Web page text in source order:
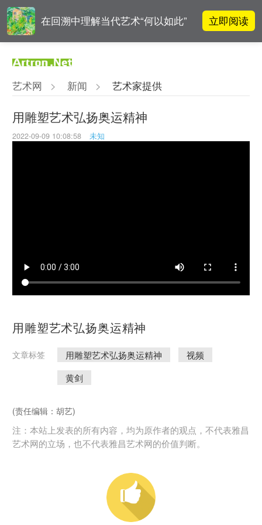
在回溯中理解当代艺术“何以如此” 立即阅读
影响力榜单
对话 | 在开放和自由中确立艺术价
值
吕晓：北京画院两个中心十年 跨学
立即阅读
艺术网 > 新闻 > 艺术家提供
用雕塑艺术弘扬奥运精神
2022-09-09 10:08:58 未知
用雕塑艺术弘扬奥运精神
文章标签 用雕塑艺术弘扬奥运精神
视频
黄剑
(责任编辑：胡艺)
注：本站上发表的所有内容，均为原作者的观点，不代表雅昌
艺术网的立场，也不代表雅昌艺术网的价值判断。